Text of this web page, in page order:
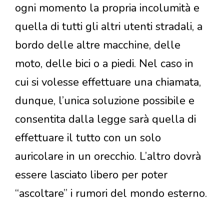
ogni momento la propria incolumità e
quella di tutti gli altri utenti stradali, a
bordo delle altre macchine, delle
moto, delle bici o a piedi. Nel caso in
cui si volesse effettuare una chiamata,
dunque, l’unica soluzione possibile e
consentita dalla legge sarà quella di
effettuare il tutto con un solo
auricolare in un orecchio. L’altro dovrà
essere lasciato libero per poter
“ascoltare” i rumori del mondo esterno.